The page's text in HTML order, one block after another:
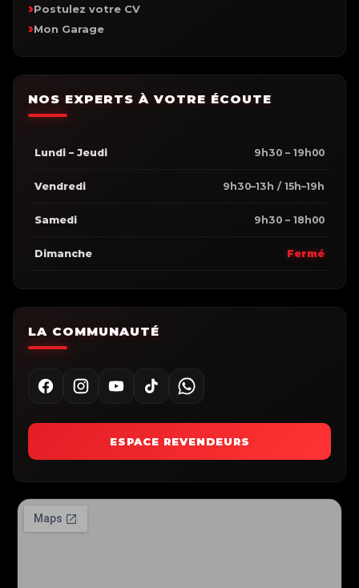
Postulez votre CV
Mon Garage
NOS EXPERTS À VOTRE ÉCOUTE
Lundi – Jeudi 9h30 – 19h00
Vendredi 9h30–13h / 15h–19h
Samedi 9h30 – 18h00
Dimanche Fermé
LA COMMUNAUTÉ
ESPACE REVENDEURS